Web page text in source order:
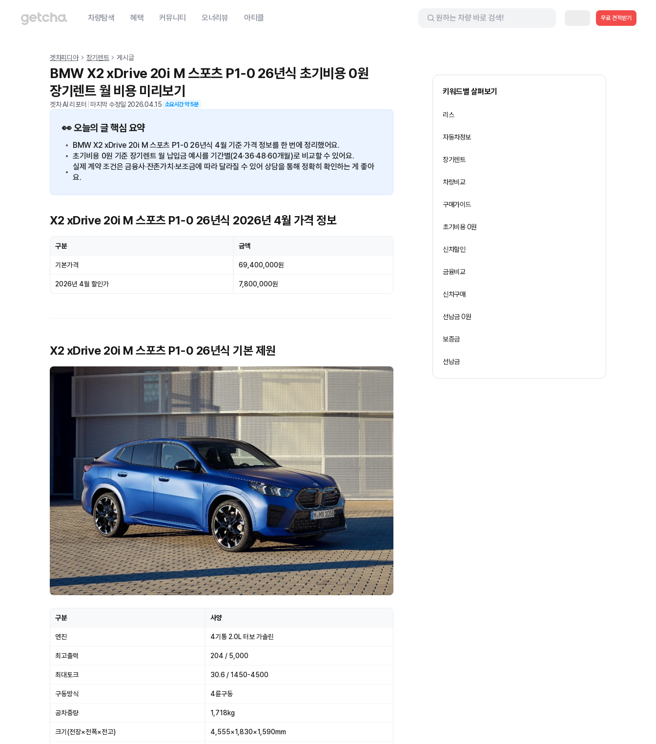
차량탐색 혜택 커뮤니티 오너리뷰 아티클 무료 견적받기
겟차피디아 장기렌트 게시글
BMW X2 xDrive 20i M 스포츠 P1-0 26년식 초기비용 0원
장기렌트 월 비용 미리보기
겟차 AI 리포터 마지막 수정일 2026.04.15 소요시간 약5분
👀 오늘의 글 핵심 요약
BMW X2 xDrive 20i M 스포츠 P1-0 26년식 4월 기준 가격 정보를 한 번에 정리했어요.
초기비용 0원 기준 장기렌트 월 납입금 예시를 기간별(24·36·48·60개월)로 비교할 수 있어요.
실제 계약 조건은 금융사·잔존가치·보조금에 따라 달라질 수 있어 상담을 통해 정확히 확인하는 게 좋아
요.
X2 xDrive 20i M 스포츠 P1-0 26년식 2026년 4월 가격 정보
구분 금액
기본가격 69,400,000원
2026년 4월 할인가 7,800,000원
X2 xDrive 20i M 스포츠 P1-0 26년식 기본 제원
구분 사양
엔진 4기통 2.0L 터보 가솔린
최고출력 204 / 5,000
최대토크 30.6 / 1450-4500
구동방식 4륜구동
공차중량 1,718kg
크기(전장×전폭×전고) 4,555×1,830×1,590mm
키워드별 살펴보기
리스
자동차정보
장기렌트
차량비교
구매가이드
초기비용 0원
신차할인
금융비교
신차구매
선납금 0원
보증금
선납금